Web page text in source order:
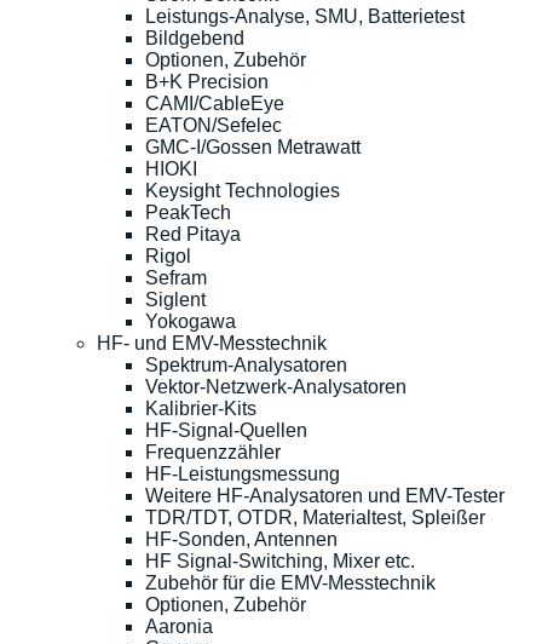
Leistungs-Analyse, SMU, Batterietest
Bildgebend
Optionen, Zubehör
B+K Precision
CAMI/CableEye
EATON/Sefelec
GMC-I/Gossen Metrawatt
HIOKI
Keysight Technologies
PeakTech
Red Pitaya
Rigol
Sefram
Siglent
Yokogawa
HF- und EMV-Messtechnik
Spektrum-Analysatoren
Vektor-Netzwerk-Analysatoren
Kalibrier-Kits
HF-Signal-Quellen
Frequenzzähler
HF-Leistungsmessung
Weitere HF-Analysatoren und EMV-Tester
TDR/TDT, OTDR, Materialtest, Spleißer
HF-Sonden, Antennen
HF Signal-Switching, Mixer etc.
Zubehör für die EMV-Messtechnik
Optionen, Zubehör
Aaronia